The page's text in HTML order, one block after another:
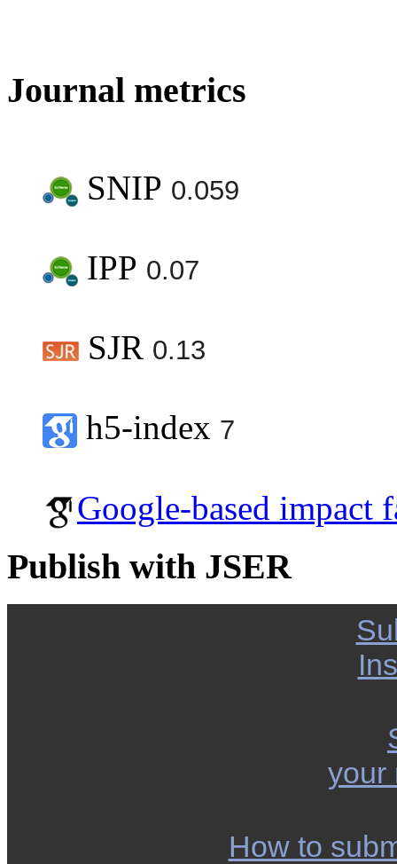
Journal metrics
SNIP 0.059
IPP 0.07
SJR 0.13
h5-index 7
Google-based impact
Publish with JSER
your
How to